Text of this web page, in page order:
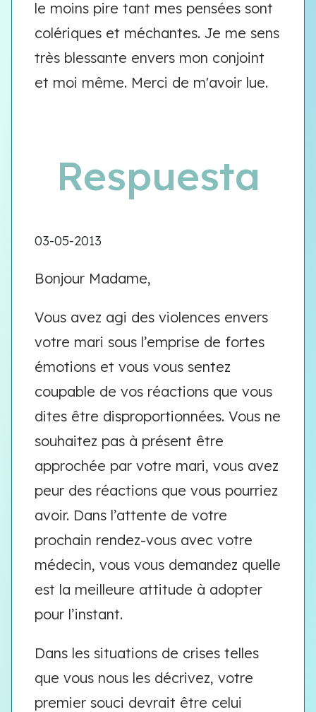
le moins pire tant mes pensées sont
colériques et méchantes. Je me sens
très blessante envers mon conjoint
et moi même. Merci de m'avoir lue.
Respuesta
03-05-2013
Bonjour Madame,
Vous avez agi des violences envers
votre mari sous l’emprise de fortes
émotions et vous vous sentez
coupable de vos réactions que vous
dites être disproportionnées. Vous ne
souhaitez pas à présent être
approchée par votre mari, vous avez
peur des réactions que vous pourriez
avoir. Dans l’attente de votre
prochain rendez-vous avec votre
médecin, vous vous demandez quelle
est la meilleure attitude à adopter
pour l’instant.
Dans les situations de crises telles
que vous nous les décrivez, votre
premier souci devrait être celui